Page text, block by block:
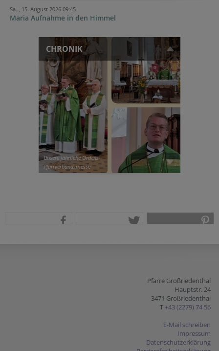
Sa.., 15. August 2026 09:45
Maria Aufnahme in den Himmel
CHRONIK
Unsere jährliche Ordens-
Pfarrverbandsmesse
Pfarre Großriedenthal
Hauptstr. 24
3471 Großriedenthal
T +43 (2279) 74 56
E-Mail schreiben
Impressum
Datenschutzerklärung